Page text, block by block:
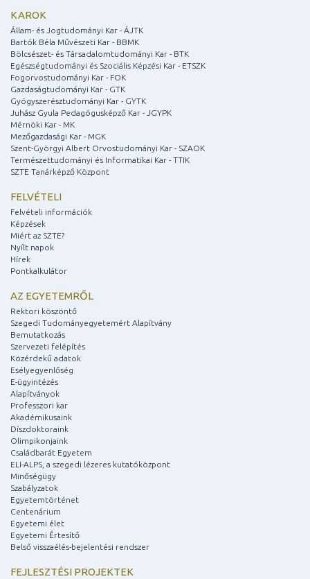
KAROK
Állam- és Jogtudományi Kar - ÁJTK
Bartók Béla Művészeti Kar - BBMK
Bölcsészet- és Társadalomtudományi Kar - BTK
Egészségtudományi és Szociális Képzési Kar - ETSZK
Fogorvostudományi Kar - FOK
Gazdaságtudományi Kar - GTK
Gyógyszerésztudományi Kar - GYTK
Juhász Gyula Pedagógusképző Kar - JGYPK
Mérnöki Kar - MK
Mezőgazdasági Kar - MGK
Szent-Györgyi Albert Orvostudományi Kar - SZAOK
Természettudományi és Informatikai Kar - TTIK
SZTE Tanárképző Központ
FELVÉTELI
Felvételi információk
Képzések
Miért az SZTE?
Nyílt napok
Hírek
Pontkalkulátor
AZ EGYETEMRŐL
Rektori köszöntő
Szegedi Tudományegyetemért Alapítvány
Bemutatkozás
Szervezeti felépítés
Közérdekű adatok
Esélyegyenlőség
E-ügyintézés
Alapítványok
Professzori kar
Akadémikusaink
Díszdoktoraink
Olimpikonjaink
Családbarát Egyetem
ELI-ALPS, a szegedi lézeres kutatóközpont
Minőségügy
Szabályzatok
Egyetemtörténet
Centenárium
Egyetemi élet
Egyetemi Értesítő
Belső visszaélés-bejelentési rendszer
FEJLESZTÉSI PROJEKTEK